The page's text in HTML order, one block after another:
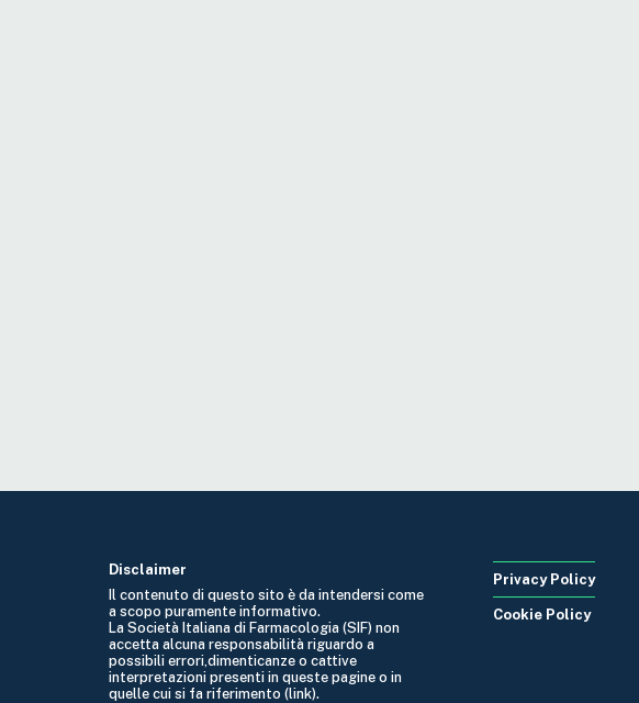
Disclaimer
Il contenuto di questo sito è da intendersi come
a scopo puramente informativo.
La Società Italiana di Farmacologia (SIF) non
accetta alcuna responsabilità riguardo a
possibili errori,dimenticanze o cattive
interpretazioni presenti in queste pagine o in
quelle cui si fa riferimento (link).
Privacy Policy
Cookie Policy